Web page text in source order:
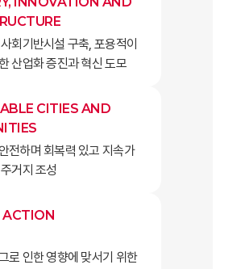
회기반시설 구축, 포용적이
산업화 증진과 혁신 도모
CITIES AND
전하며 회복력 있고 지속가
거지 조성
ACTION
로 인한 영향에 맞서기 위한